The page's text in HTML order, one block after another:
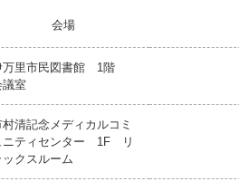
会場
万里市民図書館 1階
議室
村清記念メディカルコミ
ニティセンター 1F リ
ックスルーム